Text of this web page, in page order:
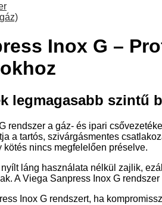
Inox G –
legmagasabb szintű
rendszer a gáz- és ipari
a tartós, szivárgásmentes
kötés nincs megfelelően préselve.
láng használata nélkül zajlik,
A Viega Sanpress Inox G
Inox G rendszert, ha